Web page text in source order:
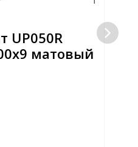
UP050R
матовый